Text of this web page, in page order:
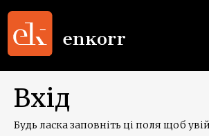
Вхід
Будь ласка заповніть ці поля щоб